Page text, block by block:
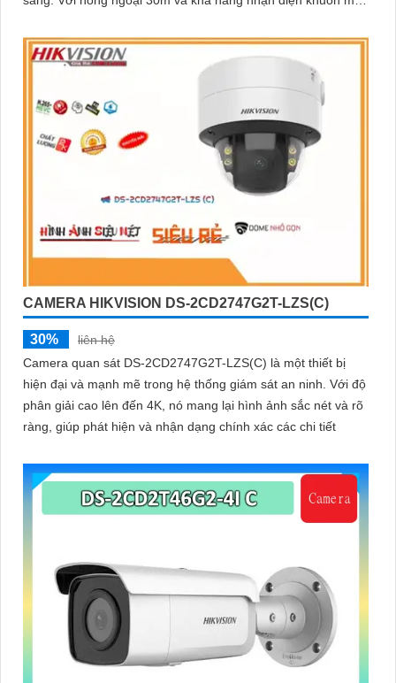
Hy vọng rằng bài viết giới thiệu trên sẽ giúp bạn thu hút được
khách hàng quan tâm đến sản phẩm Camera Hikvision giá rẻ và
chất lượng.
cho công trình
CAMERA HIKVISION DS-2CD2747G2T-LZS(C)
30%
liên hệ
Camera quan sát DS-2CD2747G2T-LZS(C) là một thiết bị
hiện đại và mạnh mẽ trong hệ thống giám sát an ninh. Với độ
phân giải cao lên đến 4K, nó mang lại hình ảnh sắc nét và rõ
ràng, giúp phát hiện và nhận dạng chính xác các chi tiết